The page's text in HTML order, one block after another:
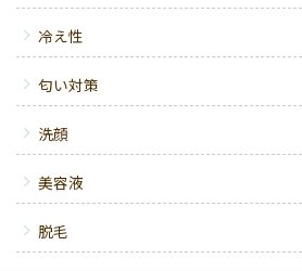
冷え性
匂い対策
洗顔
美容液
脱毛